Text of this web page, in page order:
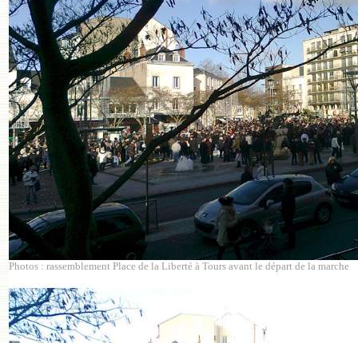
Photos : rassemblement Place de la Liberté à Tours avant le départ de la marche